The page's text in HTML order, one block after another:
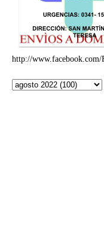
http://www.facebook.com/